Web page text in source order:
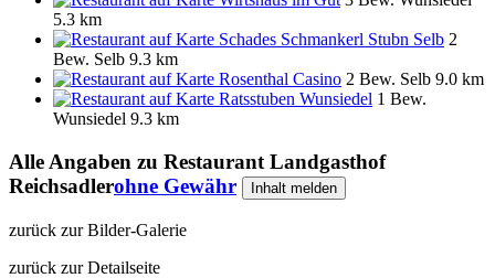
5.3 km
Schades Schmankerl Stubn Selb 2
Bew. Selb 9.3 km
Rosenthal Casino 2 Bew. Selb 9.0 km
Ratsstuben Wunsiedel 1 Bew.
Wunsiedel 9.3 km
Alle Angaben zu Restaurant Landgasthof
Reichsadlerohne Gewähr Inhalt melden
zurück zur Bilder-Galerie
zurück zur Detailseite